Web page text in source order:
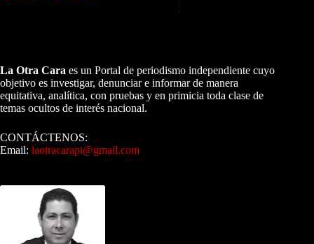
La Otra Cara es un Portal de periodismo independiente cuyo
objetivo es investigar, denunciar e informar de manera
equitativa, analítica, con pruebas y en primicia toda clase de
temas ocultos de interés nacional.
CONTÁCTENOS:
Email: laotracarapi@gmail.com